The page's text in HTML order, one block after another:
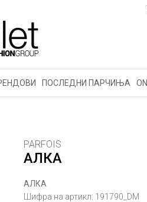
ПОСЛЕДНИ ПАРЧИЊА
PARFOIS
АЛКА
АЛКА
Шифра на артикл: 191790_DM